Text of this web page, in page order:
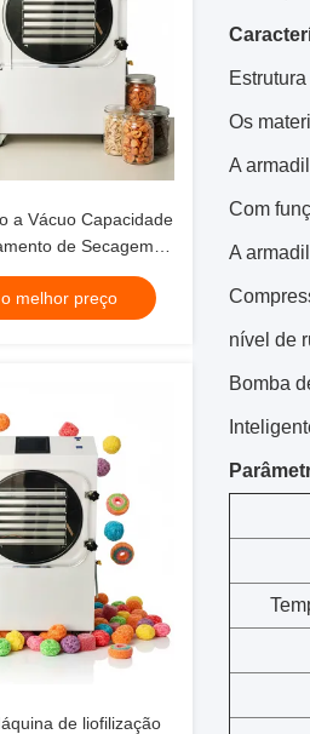
a Vácuo Capacidade
de Secagem a
melhor preço
de liofilização
Os
A
Com
A
nível de
Bomba